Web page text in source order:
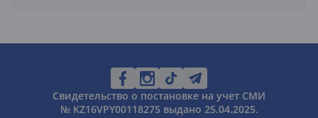
Свидетельство о постановке на учет СМИ
№ KZ16VPY00118275 выдано 25.04.2025.